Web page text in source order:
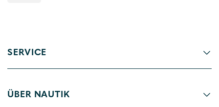
SERVICE
ÜBER NAUTIK